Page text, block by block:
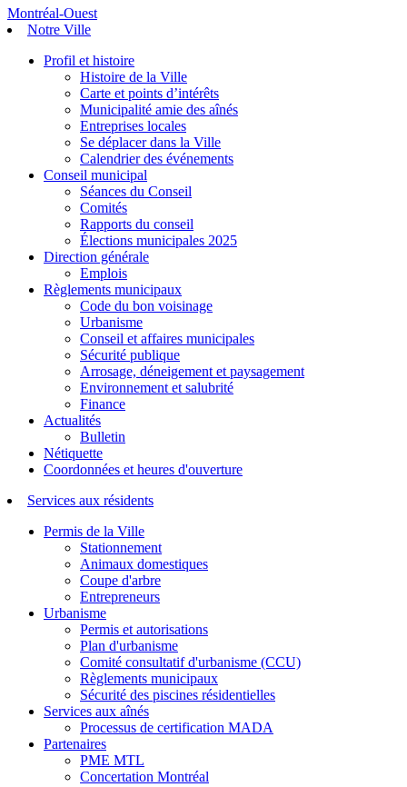
Montréal-Ouest
Notre Ville
Profil et histoire
Histoire de la Ville
Carte et points d’intérêts
Municipalité amie des aînés
Entreprises locales
Se déplacer dans la Ville
Calendrier des événements
Conseil municipal
Séances du Conseil
Comités
Rapports du conseil
Élections municipales 2025
Direction générale
Emplois
Règlements municipaux
Code du bon voisinage
Urbanisme
Conseil et affaires municipales
Sécurité publique
Arrosage, déneigement et paysagement
Environnement et salubrité
Finance
Actualités
Bulletin
Nétiquette
Coordonnées et heures d'ouverture
Services aux résidents
Permis de la Ville
Stationnement
Animaux domestiques
Coupe d'arbre
Entrepreneurs
Urbanisme
Permis et autorisations
Plan d'urbanisme
Comité consultatif d'urbanisme (CCU)
Règlements municipaux
Sécurité des piscines résidentielles
Services aux aînés
Processus de certification MADA
Partenaires
PME MTL
Concertation Montréal